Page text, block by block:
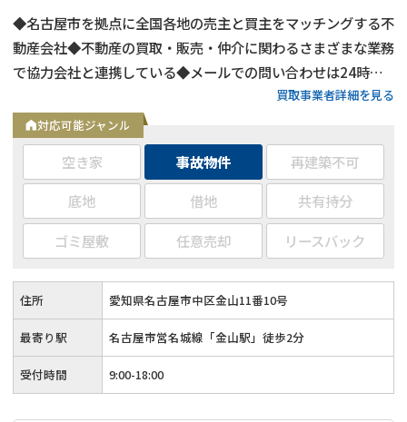
◆名古屋市を拠点に全国各地の売主と買主をマッチングする不
動産会社◆不動産の買取・販売・仲介に関わるさまざまな業務
で協力会社と連携している◆メールでの問い合わせは24時間
買取事業者詳細を見る
対応可能ジャンル
空き家 事故物件
再建築不可
底地
借地
共有持分
ゴミ屋敷
任意売却 リースバック
住所 愛知県名古屋市中区金山11番10号
最寄り駅 名古屋市営名城線「金山駅」徒歩2分
受付時間 9:00-18:00